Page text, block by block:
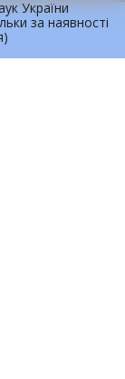
України
за наявності